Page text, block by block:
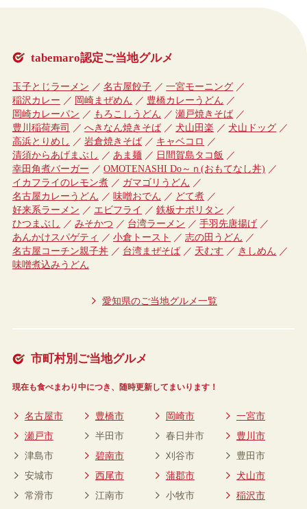
tabemaro認定ご当地グルメ
玉子とじラーメン 名古屋餃子
一宮モーニング
稲沢カレー
岡崎まぜめん
豊橋カレーうどん
岡崎カレーパン
もろこしうどん
瀬戸焼きそば
豊川稲荷寿司
へきなん焼きそば 犬山田楽
犬山ドッグ
高浜とりめし
岩倉焼きそば
キャベコロ
清須からあげまぶし
あま麺
日間賀島タコ飯
幸田角煮バーガー
OMOTENASHI Do～ｎ(おもてなし丼)
イカフライのレモン煮
ガマゴリうどん
名古屋カレーうどん
味噌おでん
どて煮
好来系ラーメン
エビフライ
鉄板ナポリタン
ひつまぶし
みそかつ 台湾ラーメン
手羽先唐揚げ
あんかけスパゲティ
小倉トースト
志の田うどん
名古屋コーチン親子丼
台湾まぜそば 天むす
きしめん
味噌煮込みうどん
愛知県のご当地グルメ一覧
市町村別ご当地グルメ
現在も食べまわり中につき、随時更新してまいります！
名古屋市 豊橋市 岡崎市
一宮市
瀬戸市
半田市 春日井市
豊川市
津島市
碧南市 刈谷市
豊田市
安城市
西尾市 蒲郡市
犬山市
常滑市
江南市 小牧市
稲沢市